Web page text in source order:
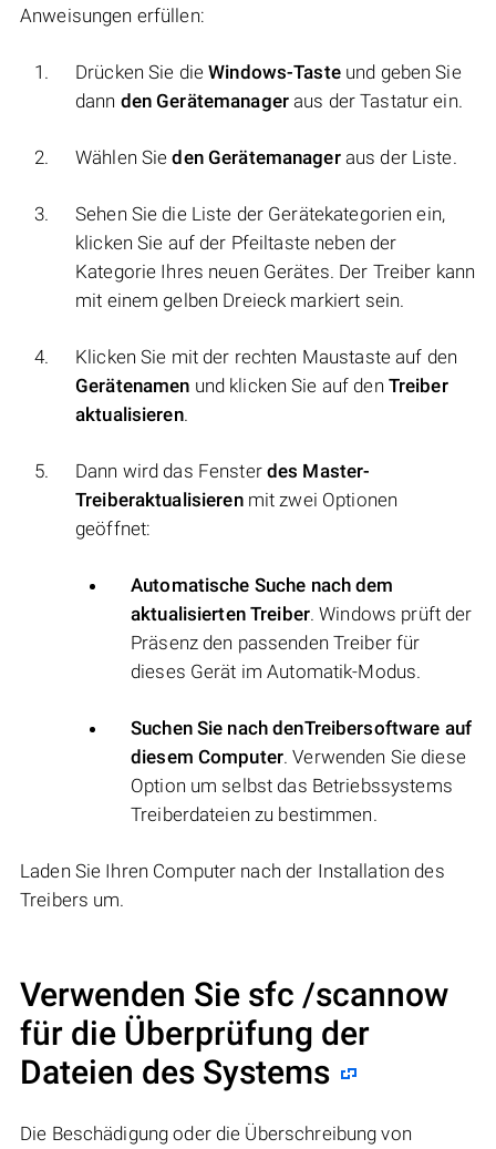
Anweisungen erfüllen:
Drücken Sie dieWindows-Tasteund geben Sie
dann den Gerätemanageraus der Tastatur ein.
Wählen Sieden Gerätemanageraus der Liste.
Sehen Sie die Liste der Gerätekategorien ein,
klicken Sie auf der Pfeiltaste neben der
Kategorie Ihres neuen Gerätes. Der Treiber kann
mit einem gelben Dreieck markiert sein.
Klicken Sie mit der rechten Maustaste auf den
Gerätenamen und klicken Sie auf den Treiber
aktualisieren.
Dann wird das Fenster des Master-
Treiberaktualisierenmit zwei Optionen
geöffnet:
Automatische Suche nach dem
aktualisierten Treiber. Windows prüft der
Präsenz den passenden Treiber für
dieses Gerät im Automatik-Modus.
Suchen Sie nach denTreibersoftware auf
diesem Computer. Verwenden Sie diese
Option um selbst das Betriebssystems
Treiberdateien zu bestimmen.
Laden Sie Ihren Computer nach der Installation des
Treibers um.
Verwenden Sie sfc /scannow
für die Überprüfung der
Dateien des Systems
Die Beschädigung oder die Überschreibung von